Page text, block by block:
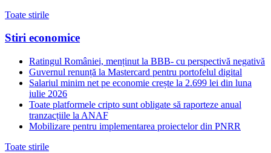
Toate stirile
Stiri economice
Ratingul României, menținut la BBB- cu perspectivă negativă
Guvernul renunță la Mastercard pentru portofelul digital
Salariul minim net pe economie crește la 2.699 lei din luna
iulie 2026
Toate platformele cripto sunt obligate să raporteze anual
tranzacțiile la ANAF
Mobilizare pentru implementarea proiectelor din PNRR
Toate stirile